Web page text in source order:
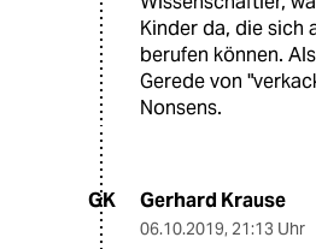
Kinder da, die sich
berufen können.
Gerede von
Nonsens.
GK Gerhard Krause
06.10.2019, 21:13 Uhr